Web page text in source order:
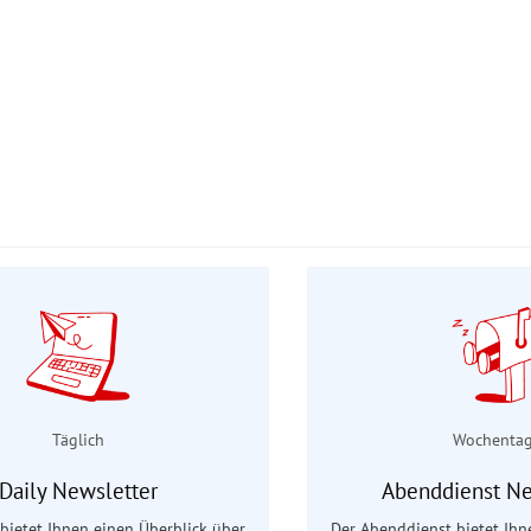
Täglich
Daily Newsletter Abenddienst